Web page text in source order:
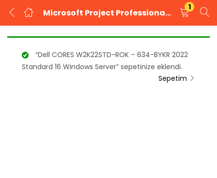
Microsoft Project Professional 2019 Elektronik Lisans
1
GIRIŞ YAP
KAYIT OL
Kullanıcı adınızı ve şifrenizi girin.
“Dell CORES W2K22STD-ROK – 634-BYKR 2022
Standard 16 Windows Server” sepetinize eklendi.
Sepetim